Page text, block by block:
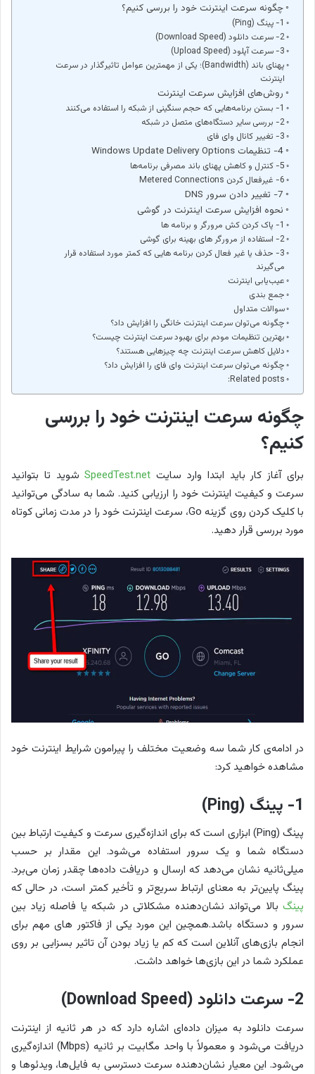
چگونه سرعت اینترنت خود را بررسی کنیم؟
1- پینگ (Ping)
2- سرعت دانلود (Download Speed)
3- سرعت آپلود (Upload Speed)
پهنای باند (Bandwidth)؛ یکی از مهمترین عوامل تاثیرگذار در سرعت
اینترنت
روش‌های افزایش سرعت اینترنت
1- بستن برنامه‌هایی که حجم سنگینی از شبکه را استفاده می‌کنند
2- بررسی سایر دستگاه‌های متصل در شبکه
3- تغییر کانال وای فای
4- تنظیمات Windows Update Delivery Options
5- کنترل و کاهش پهنای باند مصرفی برنامه‌ها
6- غیرفعال کردن Metered Connections
7- تغییر دادن سرور DNS
نحوه افزایش سرعت اینترنت در گوشی
1- پاک کردن کش مرورگر و برنامه ها
2- استفاده از مرورگر های بهینه برای گوشی
3- حذف یا غیر فعال کردن برنامه هایی که کمتر مورد استفاده قرار
می‌گیرند
عیب‌یابی اینترنت
جمع بندی
سوالات متداول
چگونه می‌توان سرعت اینترنت خانگی را افزایش داد؟
بهترین تنظیمات مودم برای بهبود سرعت اینترنت چیست؟
دلایل کاهش سرعت اینترنت چه چیزهایی هستند؟
چگونه می‌توان سرعت اینترنت وای فای را افزایش داد؟
Related posts:
چگونه سرعت اینترنت خود را بررسی
کنیم؟
برای آغاز کار باید ابتدا وارد سایت SpeedTest.netشوید تا بتوانید
سرعت و کیفیت اینترنت خود را ارزیابی کنید. شما به سادگی می‌توانید
با کلیک کردن روی گزینه Go، سرعت اینترنت خود را در مدت زمانی کوتاه
مورد بررسی قرار دهید.
در ادامه‌ی کار شما سه وضعیت مختلف را پیرامون شرایط اینترنت خود
مشاهده خواهید کرد:
1- پینگ (Ping)
پینگ (Ping) ابزاری است که برای اندازه‌گیری سرعت و کیفیت ارتباط بین
دستگاه شما و یک سرور استفاده می‌شود. این مقدار بر حسب
میلی‌ثانیه نشان می‌دهد که ارسال و دریافت داده‌ها چقدر زمان می‌برد.
پینگ پایین‌تر به معنای ارتباط سریع‌تر و تأخیر کمتر است، در حالی که
پینگ بالا می‌تواند نشان‌دهنده مشکلاتی در شبکه یا فاصله زیاد بین
سرور و دستگاه باشد.همچین این مورد یکی از فاکتور های مهم برای
انجام بازی‌های آنلاین است که کم یا زیاد بودن آن تاثیر بسزایی بر روی
عملکرد شما در این بازی‌ها خواهد داشت.
2- سرعت دانلود (Download Speed)
سرعت دانلود به میزان داده‌ای اشاره دارد که در هر ثانیه از اینترنت
دریافت می‌شود و معمولاً با واحد مگابیت بر ثانیه (Mbps) اندازه‌گیری
می‌شود. این معیار نشان‌دهنده سرعت دسترسی به فایل‌ها، ویدئوها و